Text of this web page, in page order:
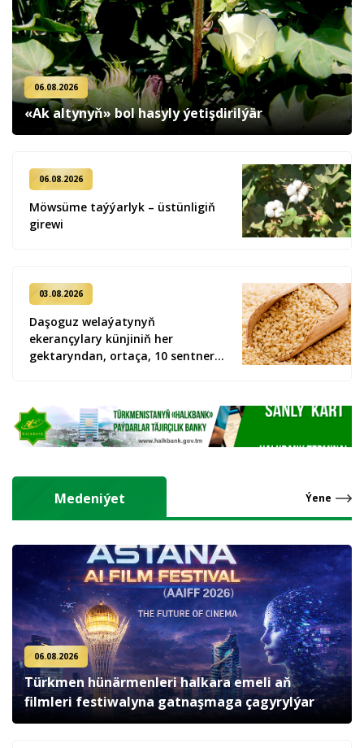
06.08.2026
«Ak altynyň» bol hasyly ýetişdirilýär
06.08.2026
Möwsüme taýýarlyk – üstünligiň
girewi
03.08.2026
Daşoguz welaýatynyň
ekerançylary künjiniň her
gektaryndan, ortaça, 10 sentner
Medeniýet Ýene
06.08.2026
Türkmen hünärmenleri halkara emeli aň
filmleri festiwalyna gatnaşmaga çagyrylýar